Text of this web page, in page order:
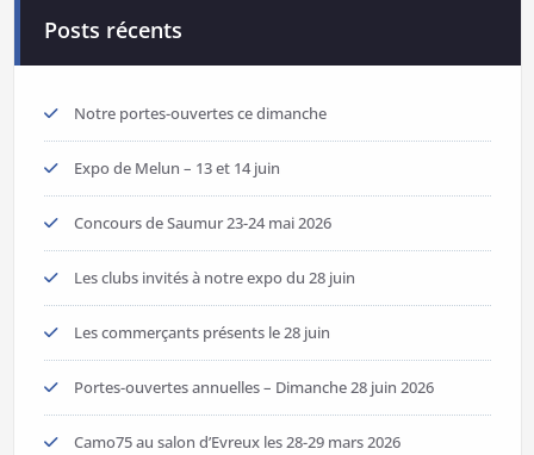
Posts récents
Notre portes-ouvertes ce dimanche
Expo de Melun – 13 et 14 juin
Concours de Saumur 23-24 mai 2026
Les clubs invités à notre expo du 28 juin
Les commerçants présents le 28 juin
Portes-ouvertes annuelles – Dimanche 28 juin 2026
Camo75 au salon d’Evreux les 28-29 mars 2026